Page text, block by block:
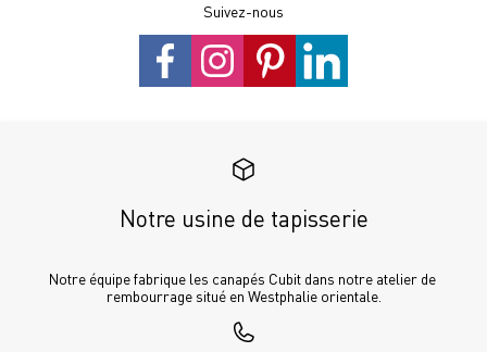
Suivez-nous
Notre usine de tapisserie
Notre équipe fabrique les canapés Cubit dans notre atelier de
rembourrage situé en Westphalie orientale.